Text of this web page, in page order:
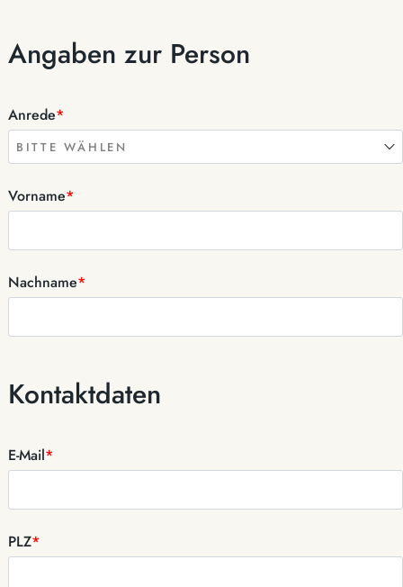
Angaben zur Person
Anrede*
Vorname*
Nachname*
Kontaktdaten
E-Mail*
PLZ*